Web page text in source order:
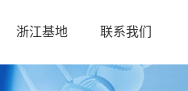
浙江基地 联系我们